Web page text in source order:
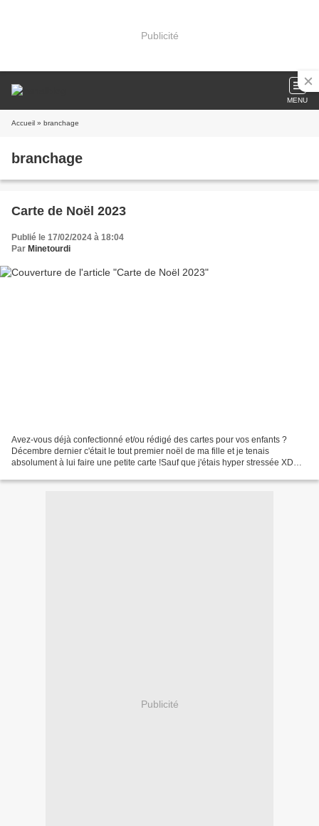
Publicité
MENU
Accueil » branchage
branchage
Carte de Noël 2023
Publié le 17/02/2024 à 18:04
Par Minetourdi
Avez-vous déjà confectionné et/ou rédigé des cartes pour vos enfants ?
Décembre dernier c'était le tout premier noël de ma fille et je tenais
absolument à lui faire une petite carte !Sauf que j'étais hyper stressée XD
Publicité